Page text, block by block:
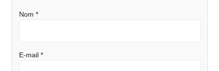
Nom *
E-mail *